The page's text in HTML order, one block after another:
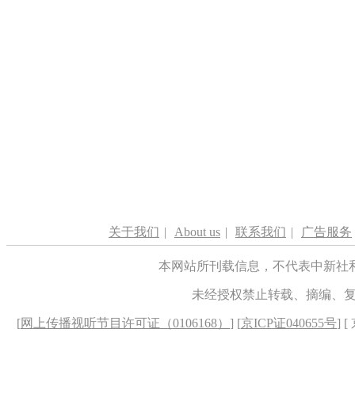
关于我们 | About us | 联系我们 | 广告服务
本网站所刊载信息，不代表中新
未经授权禁止转载、摘编、
[网上传播视听节目许可证（0106168） ] [京ICP证040655号] [